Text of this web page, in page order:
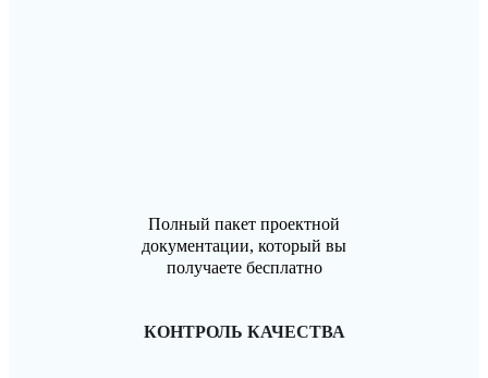
Полный пакет проектной
документации, который вы
получаете бесплатно
КОНТРОЛЬ КАЧЕСТВА